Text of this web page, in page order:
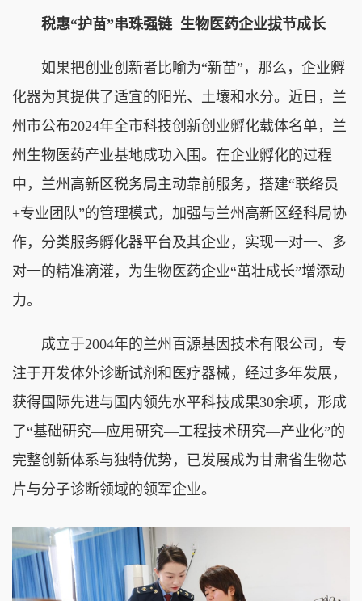
税惠“护苗”串珠强链 生物医药企业拔节成长
如果把创业创新者比喻为“新苗”，那么，企业孵
化器为其提供了适宜的阳光、土壤和水分。近日，兰
州市公布2024年全市科技创新创业孵化载体名单，兰
州生物医药产业基地成功入围。在企业孵化的过程
中，兰州高新区税务局主动靠前服务，搭建“联络员
+专业团队”的管理模式，加强与兰州高新区经科局协
作，分类服务孵化器平台及其企业，实现一对一、多
对一的精准滴灌，为生物医药企业“茁壮成长”增添动
力。
成立于2004年的兰州百源基因技术有限公司，专
注于开发体外诊断试剂和医疗器械，经过多年发展，
获得国际先进与国内领先水平科技成果30余项，形成
了“基础研究—应用研究—工程技术研究—产业化”的
完整创新体系与独特优势，已发展成为甘肃省生物芯
片与分子诊断领域的领军企业。